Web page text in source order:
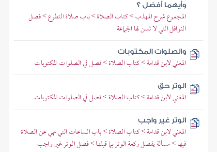
وأيهما أفضل ؟
المجموع شرح المهذب > كتاب الصلاة > باب صلاة التطوع > فصل
النوافل التي لا تسن لها الجماعة
والصلوات المكتوبات
المغني لابن قدامة > كتاب الصلاة > فصل في الصلوات المكتوبات
الوتر حق
المغني لابن قدامة > كتاب الصلاة > فصل في الصلوات المكتوبات
الوتر غير واجب
المغني لابن قدامة > كتاب الصلاة > باب الساعات التي نهي عن الصلاة
فيها > مسألة يفصل ركعة الوتر بما قبلها > فصل الوتر غير واجب